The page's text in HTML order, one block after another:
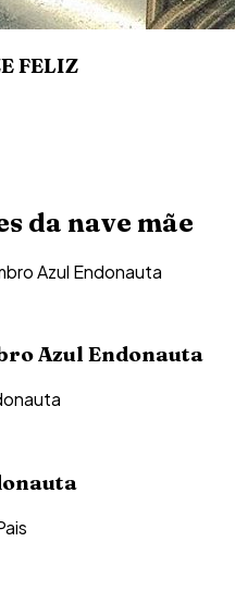
FELIZ
da nave mãe
Azul Endonauta